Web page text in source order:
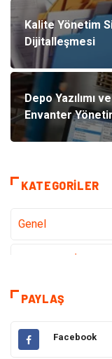
Kalite Yönetim
Dijitalleşmesi
Depo Yazılımı
Envanter
KATEGORILER
Genel
Eğitim & Kariyer
Hukuk
PAYLAŞ
Facebook